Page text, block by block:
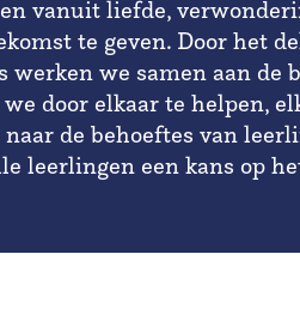
vanuit liefde,
te geven. Door het
werken we samen aan de
we door elkaar te helpen,
de behoeftes van
leerlingen een kans op